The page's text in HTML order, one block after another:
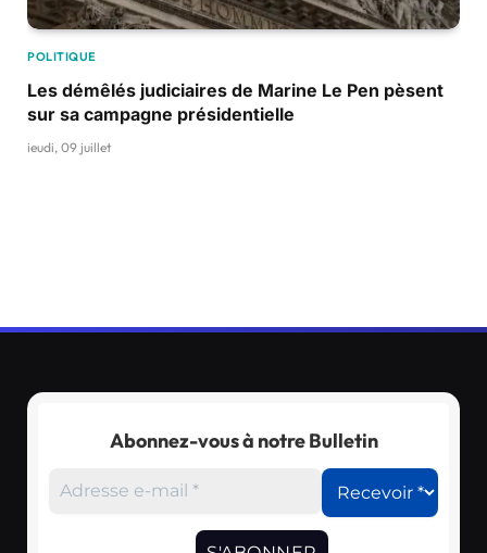
POLITIQUE
Les démêlés judiciaires de Marine Le Pen pèsent
sur sa campagne présidentielle
jeudi, 09 juillet
Abonnez-vous à notre Bulletin